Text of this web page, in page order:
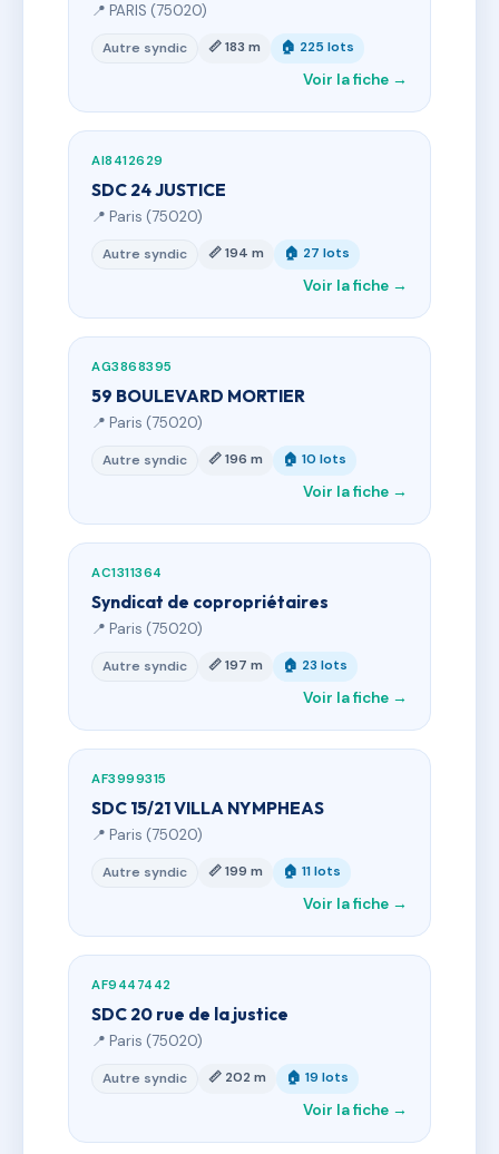
📍 PARIS (75020)
Autre syndic 📏 183 m 🏠 225 lots
Voir la fiche →
AI8412629
SDC 24 JUSTICE
📍 Paris (75020)
Autre syndic 📏 194 m 🏠 27 lots
Voir la fiche →
AG3868395
59 BOULEVARD MORTIER
📍 Paris (75020)
Autre syndic 📏 196 m 🏠 10 lots
Voir la fiche →
AC1311364
Syndicat de copropriétaires
📍 Paris (75020)
Autre syndic 📏 197 m 🏠 23 lots
Voir la fiche →
AF3999315
SDC 15/21 VILLA NYMPHEAS
📍 Paris (75020)
Autre syndic 📏 199 m 🏠 11 lots
Voir la fiche →
AF9447442
SDC 20 rue de la justice
📍 Paris (75020)
Autre syndic 📏 202 m 🏠 19 lots
Voir la fiche →